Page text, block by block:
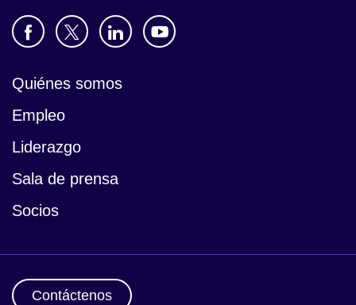
Quiénes somos
Empleo
Liderazgo
Sala de prensa
Socios
Contáctenos